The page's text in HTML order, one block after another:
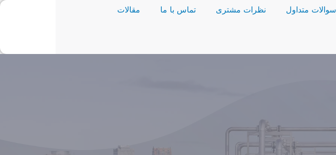
سوالات متداول نظرات مشتری تماس با ما مقالات